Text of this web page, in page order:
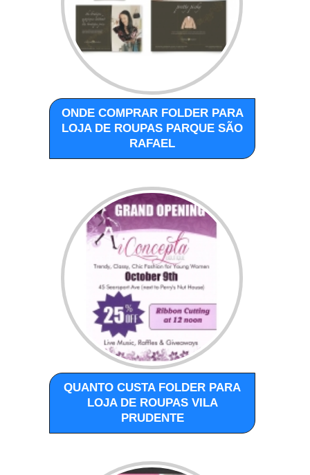
ONDE COMPRAR FOLDER PARA
LOJA DE ROUPAS PARQUE SÃO
RAFAEL
QUANTO CUSTA FOLDER PARA
LOJA DE ROUPAS VILA
PRUDENTE